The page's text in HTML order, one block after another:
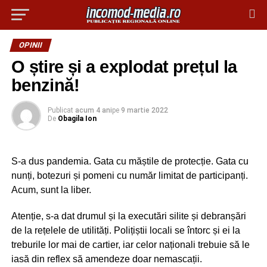
OPINII
O știre și a explodat prețul la
benzină!
Publicat acum 4 anipe 9 martie 2022
De Obagila Ion
S-a dus pandemia. Gata cu măștile de protecție. Gata cu
nunți, botezuri și pomeni cu număr limitat de participanți.
Acum, sunt la liber.
Atenție, s-a dat drumul și la executări silite și debranșări
de la rețelele de utilități. Polițiștii locali se întorc și ei la
treburile lor mai de cartier, iar celor naționali trebuie să le
iasă din reflex să amendeze doar nemascații.